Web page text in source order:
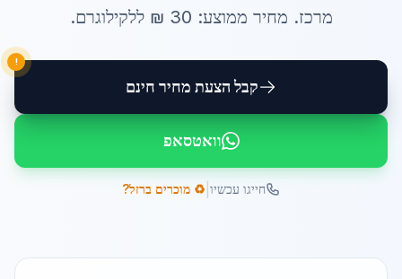
מרכז. מחיר ממוצע: 30 ₪ ללקילוגרם.
קבל הצעת מחיר חינם
!
וואטסאפ
חייגו עכשיו ♻️ מוכרים ברזל?